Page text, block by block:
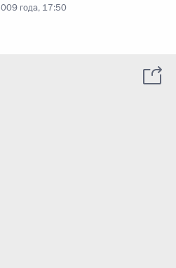
года, 17:50